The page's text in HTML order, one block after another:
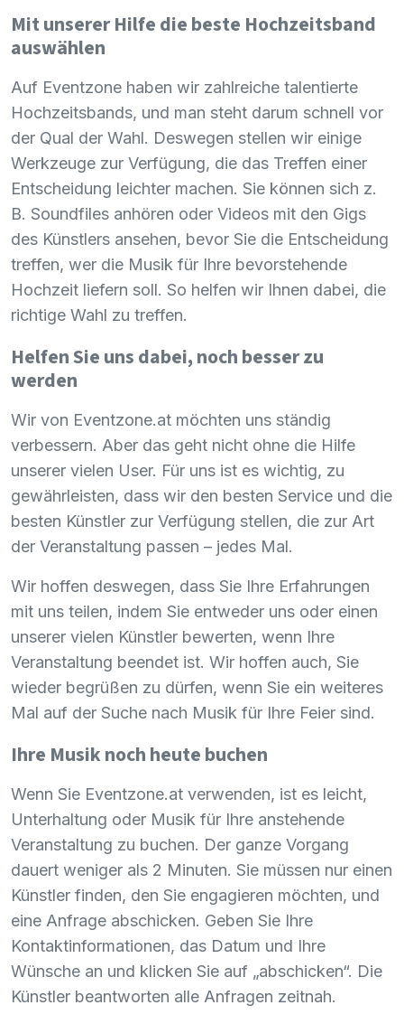
Mit unserer Hilfe die beste Hochzeitsband
auswählen
Auf Eventzone haben wir zahlreiche talentierte
Hochzeitsbands, und man steht darum schnell vor
der Qual der Wahl. Deswegen stellen wir einige
Werkzeuge zur Verfügung, die das Treffen einer
Entscheidung leichter machen. Sie können sich z.
B. Soundfiles anhören oder Videos mit den Gigs
des Künstlers ansehen, bevor Sie die Entscheidung
treffen, wer die Musik für Ihre bevorstehende
Hochzeit liefern soll. So helfen wir Ihnen dabei, die
richtige Wahl zu treffen.
Helfen Sie uns dabei, noch besser zu
werden
Wir von Eventzone.at möchten uns ständig
verbessern. Aber das geht nicht ohne die Hilfe
unserer vielen User. Für uns ist es wichtig, zu
gewährleisten, dass wir den besten Service und die
besten Künstler zur Verfügung stellen, die zur Art
der Veranstaltung passen – jedes Mal.
Wir hoffen deswegen, dass Sie Ihre Erfahrungen
mit uns teilen, indem Sie entweder uns oder einen
unserer vielen Künstler bewerten, wenn Ihre
Veranstaltung beendet ist. Wir hoffen auch, Sie
wieder begrüßen zu dürfen, wenn Sie ein weiteres
Mal auf der Suche nach Musik für Ihre Feier sind.
Ihre Musik noch heute buchen
Wenn Sie Eventzone.at verwenden, ist es leicht,
Unterhaltung oder Musik für Ihre anstehende
Veranstaltung zu buchen. Der ganze Vorgang
dauert weniger als 2 Minuten. Sie müssen nur einen
Künstler finden, den Sie engagieren möchten, und
eine Anfrage abschicken. Geben Sie Ihre
Kontaktinformationen, das Datum und Ihre
Wünsche an und klicken Sie auf „abschicken“. Die
Künstler beantworten alle Anfragen zeitnah.